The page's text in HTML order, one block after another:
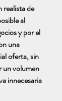
realista de
al
y por el
una
oferta, sin
un volumen
innecesaria